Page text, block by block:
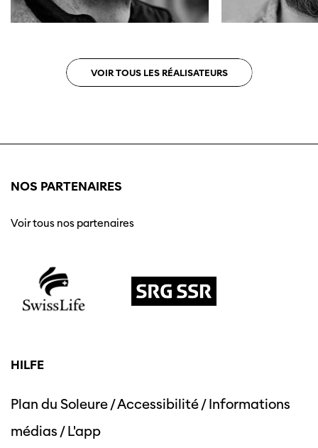
VOIR TOUS LES RÉALISATEURS
NOS PARTENAIRES
Voir tous nos partenaires
HILFE
Plan du Soleure/Accessibilité/Informations
médias /L'app